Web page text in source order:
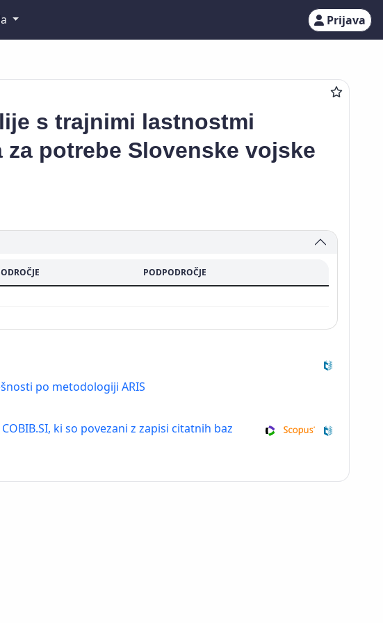
Prijava
s trajnimi lastnostmi
potrebe Slovenske vojske
PODPODROČJE
po metodologiji ARIS
ki so povezani z zapisi citatnih baz